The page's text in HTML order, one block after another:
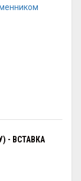
- ВСТАВКА